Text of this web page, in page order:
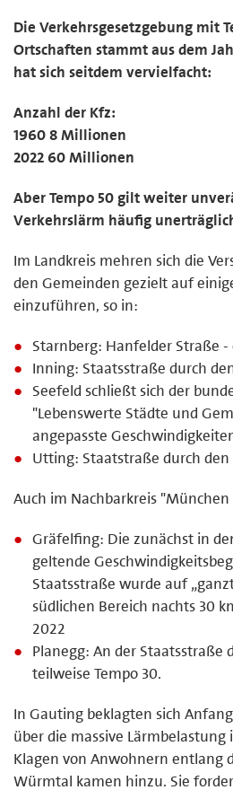
Die Verkehrsgesetzgebung mit
Ortschaften stammt aus dem
hat sich seitdem vervielfacht:
Anzahl der Kfz:
1960 8 Millionen
2022 60 Millionen
Aber Tempo 50 gilt weiter
Verkehrslärm häufig
Im Landkreis mehren sich die
den Gemeinden gezielt auf
einzuführen, so in:
Starnberg: Hanfelder Straße
Inning: Staatsstraße durch
Seefeld schließt sich der
"Lebenswerte Städte und
angepasste
Utting: Staatstraße durch
Auch im Nachbarkreis "München
Gräfelfing: Die zunächst in
geltende
Staatsstraße wurde auf
südlichen Bereich nachts 30
2022
Planegg: An der Staatsstraße
teilweise Tempo 30.
In Gauting beklagten sich
über die massive Lärmbelastung
Klagen von Anwohnern entlang
Würmtal kamen hinzu. Sie